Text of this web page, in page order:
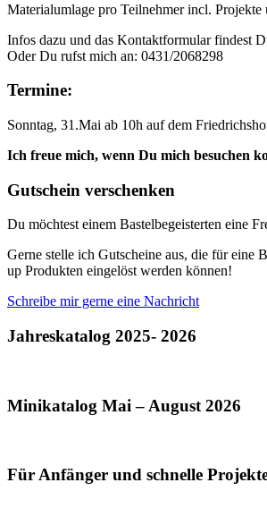
Materialumlage pro Teilnehmer incl. Projekte
Infos dazu und das Kontaktformular findest
Oder Du rufst mich an: 0431/2068298
Termine:
Sonntag, 31.Mai ab 10h auf dem
Ich freue mich, wenn Du mich besuchen
Gutschein verschenken
Du möchtest einem Bastelbegeisterten eine
Gerne stelle ich Gutscheine aus, die für eine
up Produkten eingelöst werden können!
Schreibe mir gerne eine Nachricht
Jahreskatalog 2025- 2026
Minikatalog Mai – August 2026
Für Anfänger und schnelle